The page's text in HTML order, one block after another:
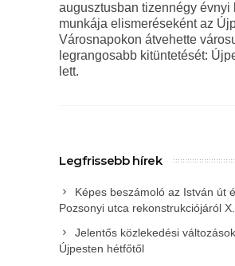
augusztusban tizennégy évnyi
munkája elismeréseként az
Városnapokon átvehette
legrangosabb kitüntetését:
lett.
Legfrissebb hírek
Képes beszámoló az István út
Pozsonyi utca rekonstrukciójáról X.
Jelentős közlekedési
Újpesten hétfőtől